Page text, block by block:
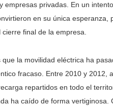
privadas. En un
en su única esperanza,
final de la empresa.
la movilidad eléctrica ha
fracaso. Entre 2010 y 2012,
repartidos en todo el
ha caído de forma vertiginosa.